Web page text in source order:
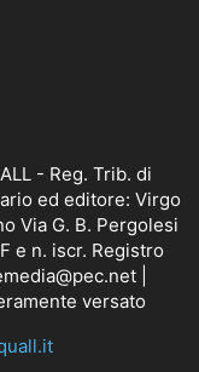
- Reg. Trib. di
ed editore: Virgo
Via G. B. Pergolesi
e n. iscr. Registro
|
versato